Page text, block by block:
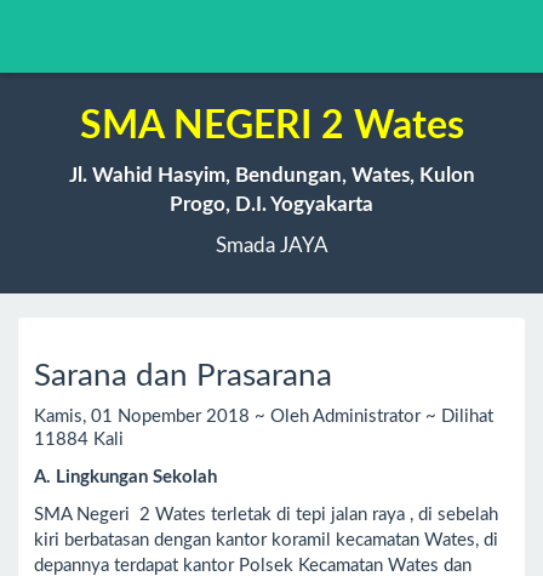
SMA NEGERI 2 Wates
Jl. Wahid Hasyim, Bendungan, Wates, Kulon
Progo, D.I. Yogyakarta
Smada JAYA
Sarana dan Prasarana
Kamis, 01 Nopember 2018 ~ Oleh Administrator ~ Dilihat
11884 Kali
A. Lingkungan Sekolah
SMA Negeri 2 Wates terletak di tepi jalan raya , di sebelah
kiri berbatasan dengan kantor koramil kecamatan Wates, di
depannya terdapat kantor Polsek Kecamatan Wates dan